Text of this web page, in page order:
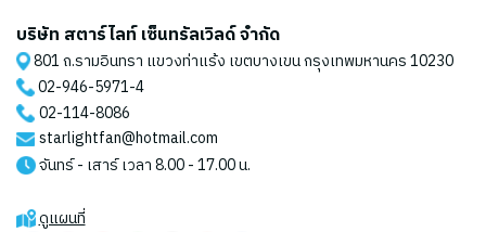
บริษัท สตาร์ไลท์ เซ็นทรัลเวิลด์ จำกัด
801 ถ.รามอินทรา แขวงท่าแร้ง เขตบางเขน กรุงเทพมหานคร 10230
02-946-5971-4
02-114-8086
starlightfan@hotmail.com
จันทร์ - เสาร์ เวลา 8.00 - 17.00 น.
ดูแผนที่